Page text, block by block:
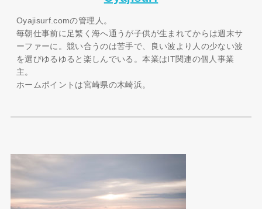
Oyajisurf.comの管理人。
毎朝仕事前に足繁く海へ通うが子供が生まれてからは週末サ
ーファーに。競い合うのは苦手で、良い波より人の少ない波
を選びゆるゆると楽しんでいる。本業はIT関連の個人事業
主。
ホームポイントは宮崎県の木崎浜。